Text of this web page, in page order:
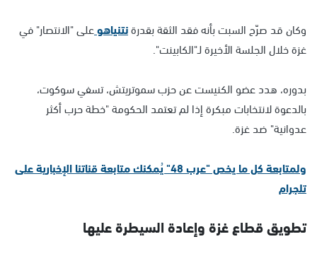
وكان قد صرّح السبت بأنه فقد الثقة بقدرةنتنياهوعلى "الانتصار" في
غزة خلال الجلسة الأخيرة لـ"الكابينت".
بدوره، هدد عضو الكنيست عن حزب سموتريتش، تسفي سوكوت،
بالدعوة لانتخابات مبكرة إذا لم تعتمد الحكومة "خطة حرب أكثر
عدوانية" ضد غزة.
ولمتابعة كل ما يخص "عرب 48" يُمكنك متابعة قناتنا الإخبارية على
تلجرام
تطويق قطاع غزة وإعادة السيطرة عليها